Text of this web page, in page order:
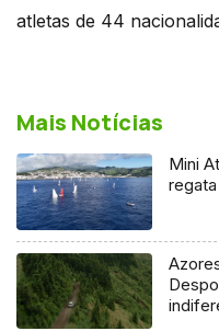
atletas de 44
Mais Notícias
Mini